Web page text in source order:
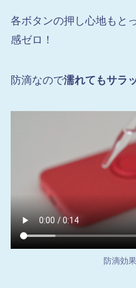
各ボタンの押し心地もと
感ゼロ！
防滴なので濡れてもサラ
防滴効